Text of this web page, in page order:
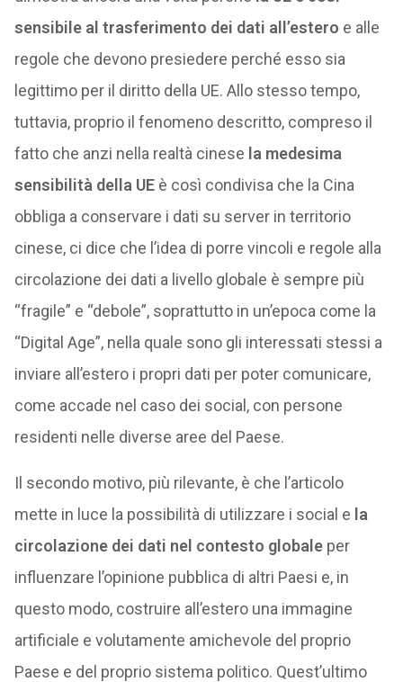
sensibile al trasferimento dei dati all’estero e alle
regole che devono presiedere perché esso sia
legittimo per il diritto della UE. Allo stesso tempo,
tuttavia, proprio il fenomeno descritto, compreso il
fatto che anzi nella realtà cinese la medesima
sensibilità della UEè così condivisa che la Cina
obbliga a conservare i dati su server in territorio
cinese, ci dice che l’idea di porre vincoli e regole alla
circolazione dei dati a livello globale è sempre più
“fragile” e “debole”, soprattutto in un’epoca come la
“Digital Age”, nella quale sono gli interessati stessi a
inviare all’estero i propri dati per poter comunicare,
come accade nel caso dei social, con persone
residenti nelle diverse aree del Paese.
Il secondo motivo, più rilevante, è che l’articolo
mette in luce la possibilità di utilizzare i social e la
circolazione dei dati nel contesto globaleper
influenzare l’opinione pubblica di altri Paesi e, in
questo modo, costruire all’estero una immagine
artificiale e volutamente amichevole del proprio
Paese e del proprio sistema politico. Quest’ultimo